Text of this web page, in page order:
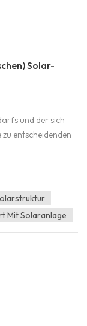
Solar-
und der sich
entscheidenden
Flächen
Knotenpunkten für
Sie...
Mit Solaranlage